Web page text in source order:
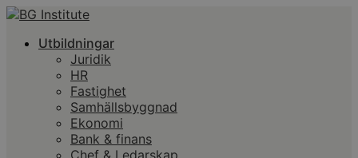
Utbildningar
Juridik
HR
Fastighet
Samhällsbyggnad
Ekonomi
Bank & finans
Chef & Ledarskap